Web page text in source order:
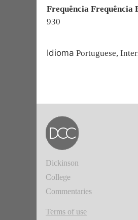
Frequência Frequência
930
Idioma Portuguese,
Dickinson
College
Commentaries
Terms of use